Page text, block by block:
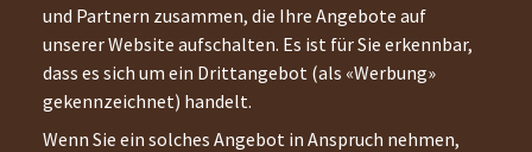
und Partnern zusammen, die Ihre Angebote auf
unserer Website aufschalten. Es ist für Sie erkennbar,
dass es sich um ein Drittangebot (als «Werbung»
gekennzeichnet) handelt.
Wenn Sie ein solches Angebot in Anspruch nehmen,